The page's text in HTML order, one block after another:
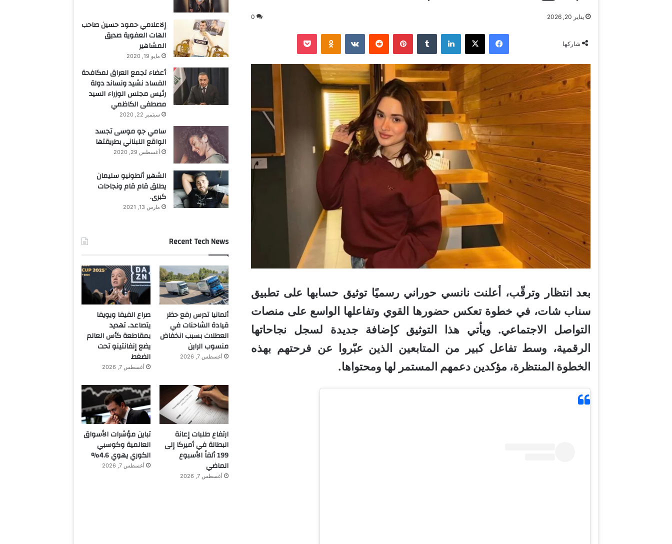
يناير 20, 2026 0
شاركها
فيسبوك ‫X لينكدإن ‏Tumblr بينتيريست ‏Reddit
‏VKontakte
Odnoklassniki
‫Pocket
بعد انتظار وترقّب، أعلنت نانسي حوراني رسميًا توثيق حسابها على تطبيق
سناب شات، في خطوة تعكس حضورها القوي وتفاعلها الواسع على منصات
التواصل الاجتماعي. ويأتي هذا التوثيق كإضافة جديدة لسجل نجاحاتها
الرقمية، وسط تفاعل كبير من المتابعين الذين عبّروا عن فرحتهم بهذه
الخطوة المنتظرة، مؤكدين دعمهم المستمر لها ومحتواها.
إلاعلامي حمود حسين صاحب
الهات العفوية صديق
المشاهير
مايو 19, 2020
أعضاء تجمع العراق لمكافحة
الفساد نشيد ونساند دولة
رئيس مجلس الوزراء السيد
مصطفى الكاظمي
سبتمبر 22, 2020
سامي جو موسى تجسد
الواقع اللبناني بطريقتها
أغسطس 29, 2020
الشهير أنطونيو سليمان
يطلق قام قام ونجاحات
كبرى.
مارس 13, 2021
Recent Tech News
ألمانيا تدرس رفع حظر
قيادة الشاحنات في
العطلات بسبب انخفاض
منسوب الراين
أغسطس 7, 2026
صراع الفيفا ويويفا
يتصاعد.. تهديد
بمقاطعة كأس العالم
يضع إنفانتينو تحت
الضغط
أغسطس 7, 2026
ارتفاع طلبات إعانة
البطالة في أميركا إلى
199 ألفاً الأسبوع
الماضي
أغسطس 7, 2026
تباين مؤشرات الأسواق
العالمية وكوسبي
الكوري يهوي 4.6%
أغسطس 7, 2026